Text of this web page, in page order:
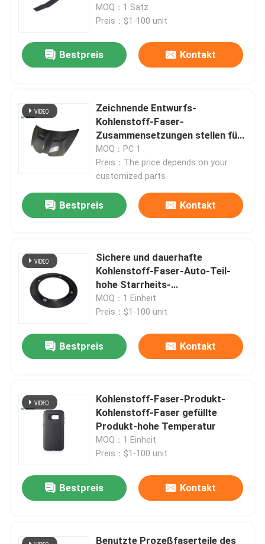
Zu Hause
Videos
Werksbesichtigung
Kontakt mit uns
Rechtssachen
AAC-Autoklav
MOQ：1 Satz
Preis：$1-100 unit
Bestpreis Kontakt
Zeichnende Entwurfs-
Kohlenstoff-Faser-
Zusammensetzungen stellen für
mobile medizinische Geräte her
MOQ：PC 1
Preis：The price depends on your
customized parts
Bestpreis Kontakt
Sichere und dauerhafte
Kohlenstoff-Faser-Auto-Teil-
hohe Starrheits-
Verschleißfestigkeit
MOQ：1 Einheit
Preis：$1-100 unit
Bestpreis Kontakt
Kohlenstoff-Faser-Produkt-
Kohlenstoff-Faser gefüllte
Produkt-hohe Temperatur
MOQ：1 Einheit
Preis：$1-100 unit
Bestpreis Kontakt
Benutzte Prozeßfaserteile des